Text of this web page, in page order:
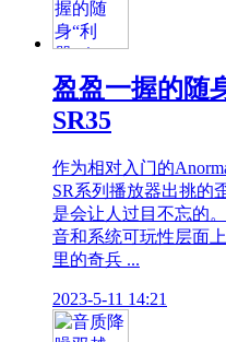
盈盈一握的随
SR35
作为相对入门的
SR系列播放器出挑的
是会让人过目不忘的
音和系统可玩性层面
里的奇兵 ...
2023-5-11 14:21